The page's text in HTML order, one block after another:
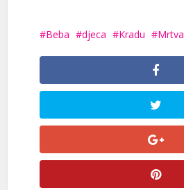
Beba djeca Kradu Mrtva